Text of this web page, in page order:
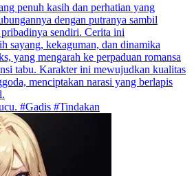
penuh kasih dan perhatian yang
dengan putranya sambil
sendiri. Cerita ini
sayang, kekaguman, dan dinamika
yang mengarah ke perpaduan romansa
tabu. Karakter ini mewujudkan kualitas
menciptakan narasi yang berlapis
#Gadis #Tindakan